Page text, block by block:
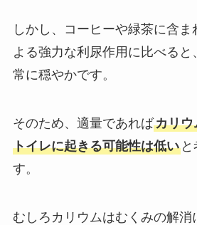
しかし、コーヒーや緑茶に含
よる強力な利尿作用に比べる
常に穏やかです。
そのため、適量であればカリウ
トイレに起きる可能性は低いと
す。
むしろカリウムはむくみの解消